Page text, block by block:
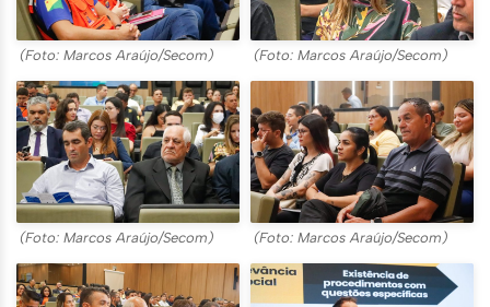
(Foto: Marcos Araújo/Secom) (Foto: Marcos Araújo/Secom)
(Foto: Marcos Araújo/Secom) (Foto: Marcos Araújo/Secom)